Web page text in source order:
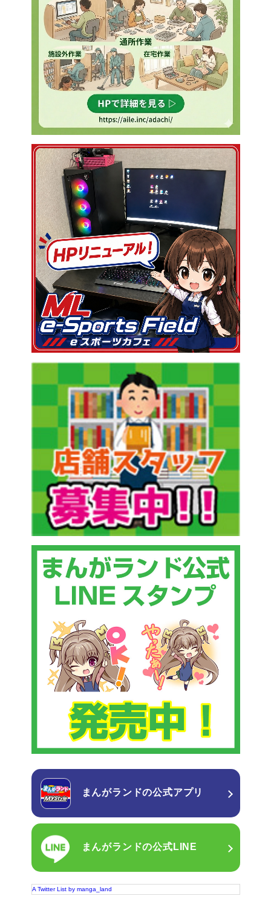
まんがランドの公式アプリ
まんがランドの公式LINE
A Twitter List by manga_land